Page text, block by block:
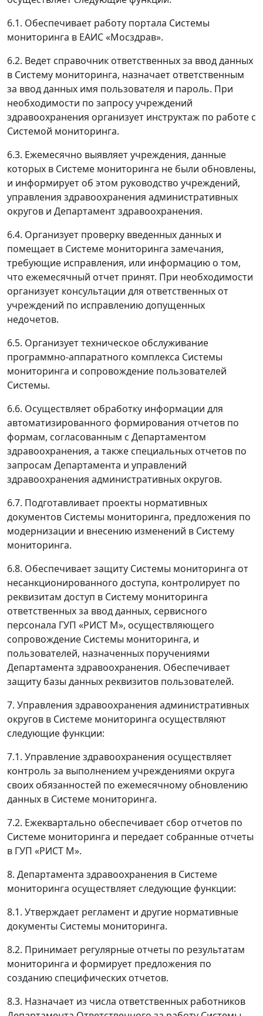
6.1. Обеспечивает работу портала Системы
мониторинга в ЕАИС «Мосздрав».
6.2. Ведет справочник ответственных за ввод данных
в Систему мониторинга, назначает ответственным
за ввод данных имя пользователя и пароль. При
необходимости по запросу учреждений
здравоохранения организует инструктаж по работе с
Системой мониторинга.
6.3. Ежемесячно выявляет учреждения, данные
которых в Системе мониторинга не были обновлены,
и информирует об этом руководство учреждений,
управления здравоохранения административных
округов и Департамент здравоохранения.
6.4. Организует проверку введенных данных и
помещает в Системе мониторинга замечания,
требующие исправления, или информацию о том,
что ежемесячный отчет принят. При необходимости
организует консультации для ответственных от
учреждений по исправлению допущенных
недочетов.
6.5. Организует техническое обслуживание
программно-аппаратного комплекса Системы
мониторинга и сопровождение пользователей
Системы.
6.6. Осуществляет обработку информации для
автоматизированного формирования отчетов по
формам, согласованным с Департаментом
здравоохранения, а также специальных отчетов по
запросам Департамента и управлений
здравоохранения административных округов.
6.7. Подготавливает проекты нормативных
документов Системы мониторинга, предложения по
модернизации и внесению изменений в Систему
мониторинга.
6.8. Обеспечивает защиту Системы мониторинга от
несанкционированного доступа, контролирует по
реквизитам доступ в Систему мониторинга
ответственных за ввод данных, сервисного
персонала ГУП «РИСТ М», осуществляющего
сопровождение Системы мониторинга, и
пользователей, назначенных поручениями
Департамента здравоохранения. Обеспечивает
защиту базы данных реквизитов пользователей.
7. Управления здравоохранения административных
округов в Системе мониторинга осуществляют
следующие функции:
7.1. Управление здравоохранения осуществляет
контроль за выполнением учреждениями округа
своих обязанностей по ежемесячному обновлению
данных в Системе мониторинга.
7.2. Ежеквартально обеспечивает сбор отчетов по
Системе мониторинга и передает собранные отчеты
в ГУП «РИСТ М».
8. Департамента здравоохранения в Системе
мониторинга осуществляет следующие функции:
8.1. Утверждает регламент и другие нормативные
документы Системы мониторинга.
8.2. Принимает регулярные отчеты по результатам
мониторинга и формирует предложения по
созданию специфических отчетов.
8.3. Назначает из числа ответственных работников